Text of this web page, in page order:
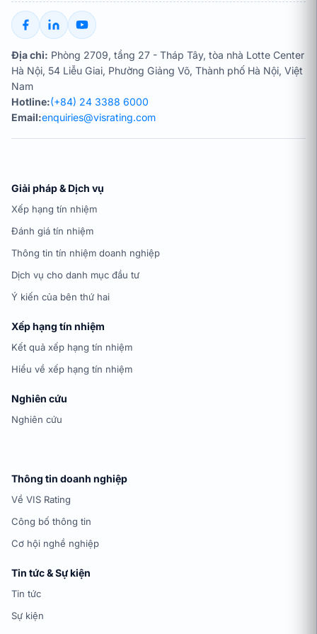
Địa chỉ: Phòng 2709, tầng 27 - Tháp Tây, tòa nhà Lotte Center
Hà Nội, 54 Liễu Giai, Phường Giảng Võ, Thành phố Hà Nội, Việt
Nam
Hotline:(+84) 24 3388 6000
Email:enquiries@visrating.com
Giải pháp & Dịch vụ
Xếp hạng tín nhiệm
Đánh giá tín nhiệm
Thông tin tín nhiệm doanh nghiệp
Dịch vụ cho danh mục đầu tư
Ý kiến của bên thứ hai
Xếp hạng tín nhiệm
Kết quả xếp hạng tín nhiệm
Hiểu về xếp hạng tín nhiệm
Nghiên cứu
Nghiên cứu
Thông tin doanh nghiệp
Về VIS Rating
Công bố thông tin
Cơ hội nghề nghiệp
Tin tức & Sự kiện
Tin tức
Sự kiện